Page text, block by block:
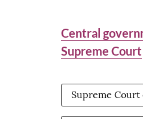
Central
Supreme Court
Supreme Court